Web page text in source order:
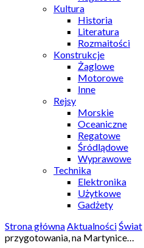
Kultura
Historia
Literatura
Rozmaitości
Konstrukcje
Żaglowe
Motorowe
Inne
Rejsy
Morskie
Oceaniczne
Regatowe
Śródlądowe
Wyprawowe
Technika
Elektronika
Użytkowe
Gadżety
Strona głównaAktualnościŚwiat
przygotowania, na Martynice…